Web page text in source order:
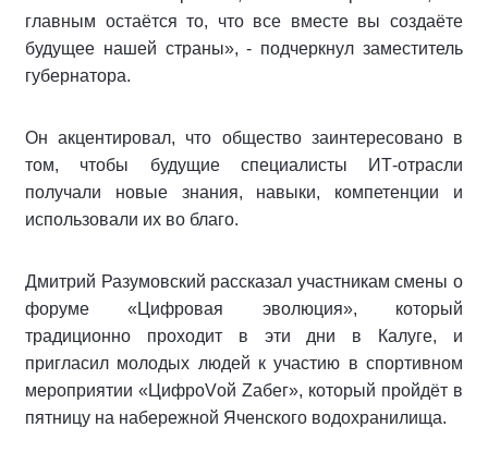
главным остаётся то, что все вместе вы создаёте
будущее нашей страны», - подчеркнул заместитель
губернатора.
Он акцентировал, что общество заинтересовано в
том, чтобы будущие специалисты ИТ-отрасли
получали новые знания, навыки, компетенции и
использовали их во благо.
Дмитрий Разумовский рассказал участникам смены о
форуме «Цифровая эволюция», который
традиционно проходит в эти дни в Калуге, и
пригласил молодых людей к участию в спортивном
мероприятии «ЦифроVой Zабег», который пройдёт в
пятницу на набережной Яченского водохранилища.